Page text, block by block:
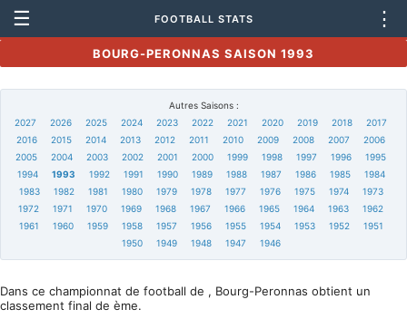
☰ FOOTBALL STATS ⋮
BOURG-PERONNAS SAISON 1993
Autres Saisons :
2027
2026 2025 2024 2023 2022 2021 2020 2019 2018
2017
2016
2015 2014 2013 2012 2011 2010 2009 2008 2007
2006
2005
2004 2003 2002 2001 2000 1999 1998 1997 1996
1995
1994
1993 1992 1991 1990 1989 1988 1987 1986 1985
1984
1983
1982 1981 1980 1979 1978 1977 1976 1975 1974
1973
1972
1971 1970 1969 1968 1967 1966 1965 1964 1963
1962
1961
1960 1959 1958 1957 1956 1955 1954 1953 1952
1951
1950
1949 1948 1947 1946
Dans ce championnat de football de , Bourg-Peronnas obtient un
classement final de ème.